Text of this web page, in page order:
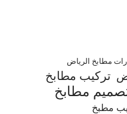
مطابخ الرياض
تركيب مطابخ
مطابخ
مطبخ